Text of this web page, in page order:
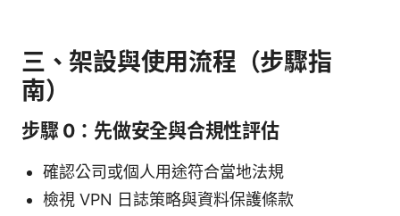
三、架設與使用流程（步驟指
南）
步驟 0：先做安全與合規性評估
確認公司或個人用途符合當地法規
檢視 VPN 日誌策略與資料保護條款